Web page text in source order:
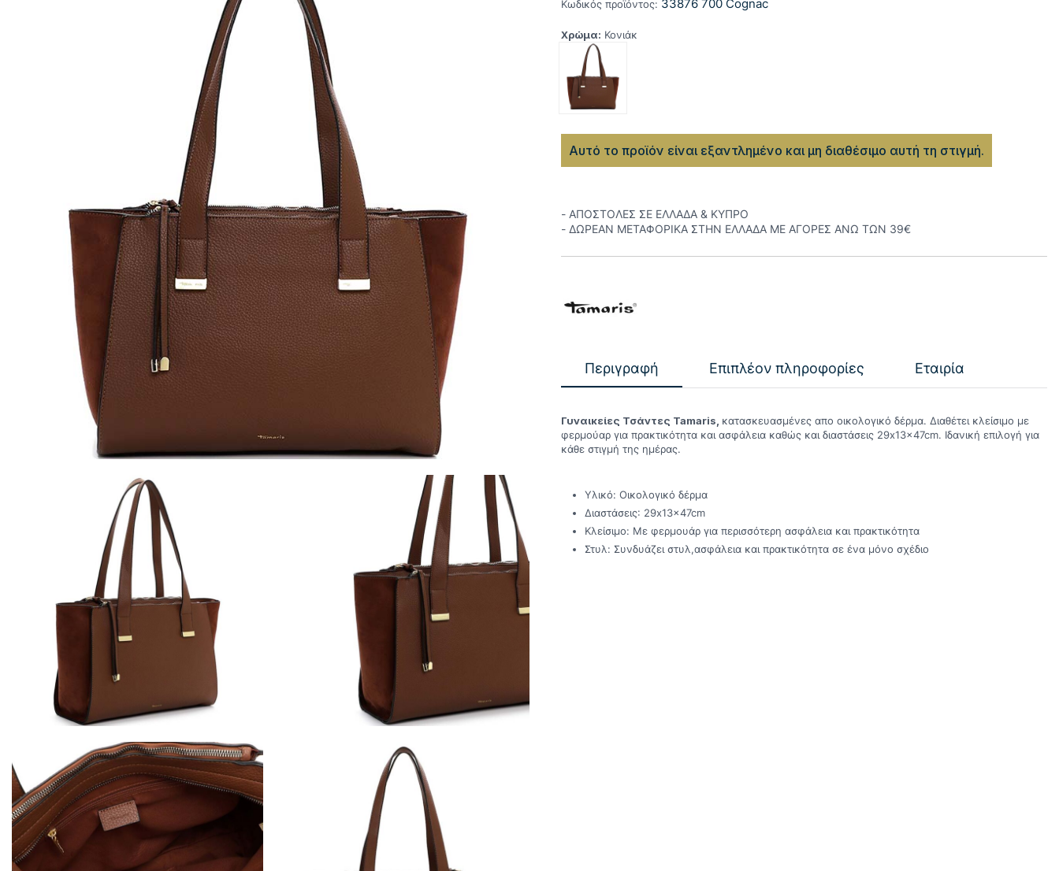
Κωδικός προϊόντος: 33876 700 Cognac
Χρώμα: Κονιάκ
Αυτό το προϊόν είναι εξαντλημένο και μη διαθέσιμο αυτή τη στιγμή.
- ΑΠΟΣΤΟΛΕΣ ΣΕ ΕΛΛΑΔΑ & ΚΥΠΡΟ
- ΔΩΡΕΑΝ ΜΕΤΑΦΟΡΙΚΑ ΣΤΗΝ ΕΛΛΑΔΑ ΜΕ ΑΓΟΡΕΣ ΑΝΩ ΤΩΝ 39€
Περιγραφή Επιπλέον πληροφορίες Εταιρία
Γυναικείες Τσάντες Tamaris, κατασκευασμένες απο οικολογικό δέρμα. Διαθέτει κλείσιμο με
φερμούαρ για πρακτικότητα και ασφάλεια καθώς και διαστάσεις 29x13x47cm. Ιδανική επιλογή για
κάθε στιγμή της ημέρας.
Υλικό: Οικολογικό δέρμα
Διαστάσεις: 29x13x47cm
Κλείσιμο: Με φερμουάρ για περισσότερη ασφάλεια και πρακτικότητα
Στυλ: Συνδυάζει στυλ,ασφάλεια και πρακτικότητα σε ένα μόνο σχέδιο